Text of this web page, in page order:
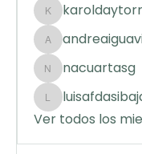
karoldaytorres
andreaiguavita
nacuartasg
nacuartasg
luisafdasibaja
Ver todos los